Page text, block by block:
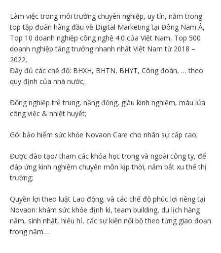
Làm việc trong môi trường chuyên nghiệp, uy tín, nằm trong
top tập đoàn hàng đầu về Digital Marketing tại Đông Nam Á,
Top 10 doanh nghiệp công nghệ 4.0 của Việt Nam, Top 500
doanh nghiệp tăng trưởng nhanh nhất Việt Nam từ 2018 –
2022.
Đầy đủ các chế độ: BHXH, BHTN, BHYT, Công đoàn, … theo
quy định của nhà nước;
Đồng nghiệp trẻ trung, năng động, giàu kinh nghiệm, máu lửa
công việc & nhiệt huyết;
Gói bảo hiểm sức khỏe Novaon Care cho nhân sự cấp cao;
Được đào tạo/ tham các khóa học trong và ngoài công ty, để
đáp ứng kinh nghiệm chuyên môn kịp thời, nắm bắt xu thế thị
trường;
Quyền lợi theo luật Lao động, và các chế độ phúc lợi riêng tại
Novaon: khám sức khỏe định kì, team building, du lịch hàng
năm, sinh nhật, hiếu hỉ, các sự kiện nội bộ theo từng giao đoạn
trong năm…